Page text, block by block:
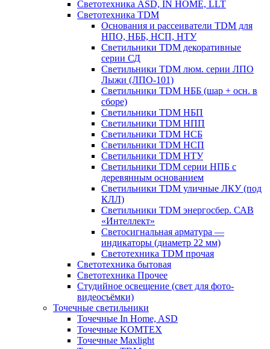
Светотехника ASD, IN HOME, LLT
Светотехника TDM
Основания и рассеиватели TDM для
НПО, НББ, НСП, НТУ
Светильники TDM декоративные
серии СД
Светильники TDM люм. серии ЛПО
Лыжи (ЛПО-101)
Светильники TDM НББ (шар + осн. в
сборе)
Светильники TDM НБП
Светильники TDM НПП
Светильники TDM НСБ
Светильники TDM НСП
Светильники TDM НТУ
Светильники TDM серии НПБ с
деревянным основанием
Светильники TDM уличные ЛКУ (под
КЛЛ)
Светильники TDM энергосбер. САВ
«Интеллект»
Светосигнальная арматура —
индикаторы (диаметр 22 мм)
Светотехника TDM прочая
Светотехника бытовая
Светотехника Прочее
Студийное освещение (свет для фото-
видеосъёмки)
Точечные светильники
Точечные In Home, ASD
Точечные KOMTEX
Точечные Maxlight